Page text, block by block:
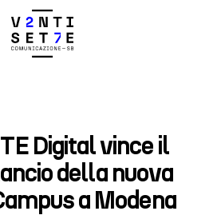
Digital vince il
della nuova
a Modena